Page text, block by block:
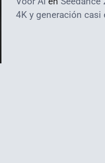
4K y generación casi